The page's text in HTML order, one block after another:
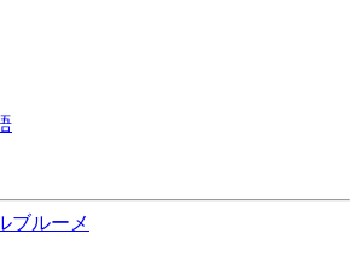
ブルーメ